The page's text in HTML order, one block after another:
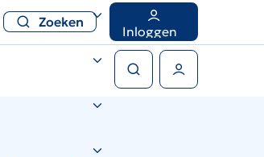
Zoeken
Inloggen